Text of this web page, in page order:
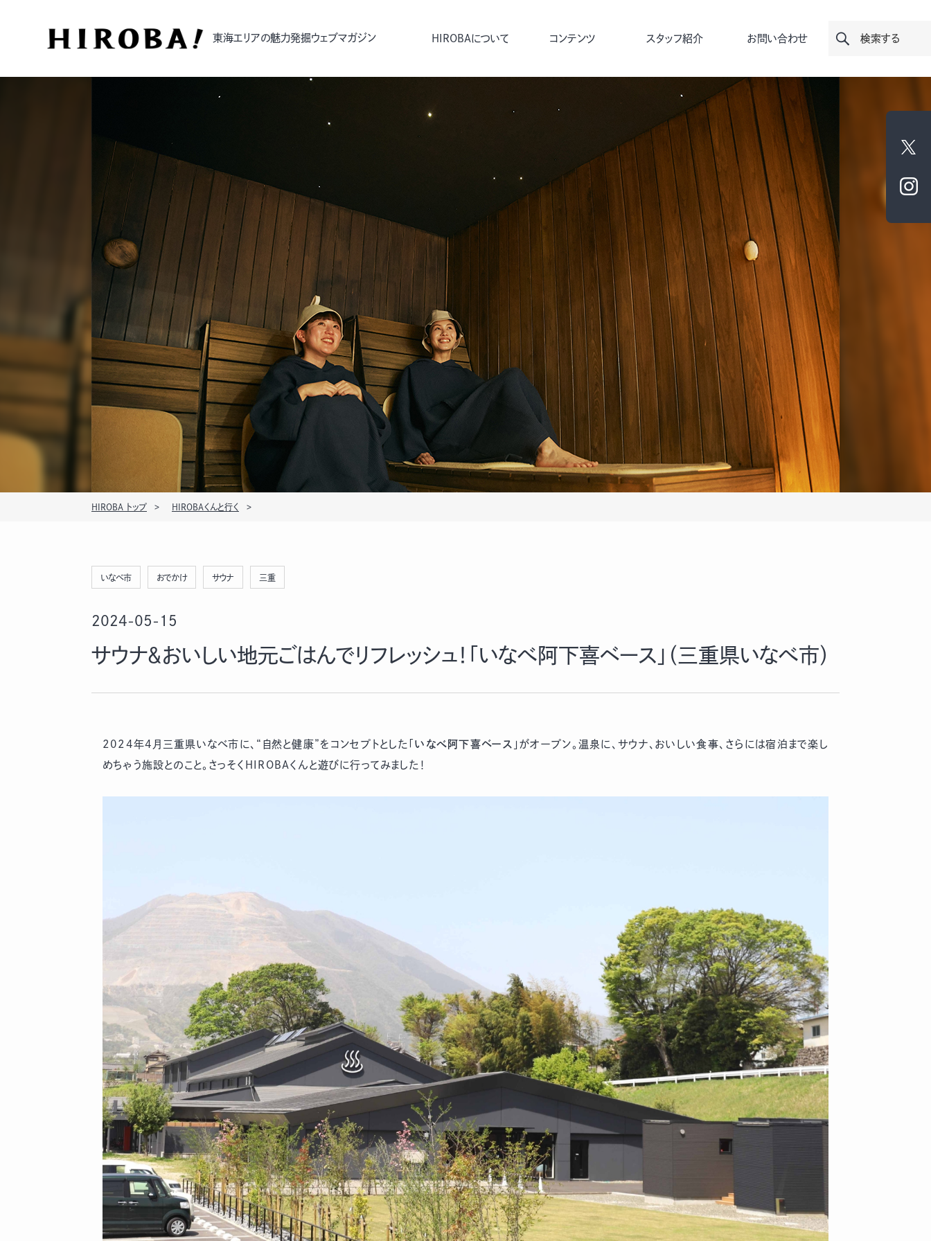
東海エリアの魅力発掘ウェブマガジン HIROBAについて コンテンツ スタッフ紹介 お問い合わせ 検索する
HIROBA トップ HIROBAくんと行く
いなべ市 おでかけ サウナ 三重
2024-05-15
サウナ＆おいしい地元ごはんでリフレッシュ！「いなべ阿下喜ベース」（三重県いなべ市）
2024年4月三重県いなべ市に、“自然と健康”をコンセプトとした「いなべ阿下喜ベース 」がオープン。温泉に、サウナ、おいしい食事、さらには宿泊まで楽し
めちゃう施設とのこと。さっそくHIROBAくんと遊びに行ってみました！